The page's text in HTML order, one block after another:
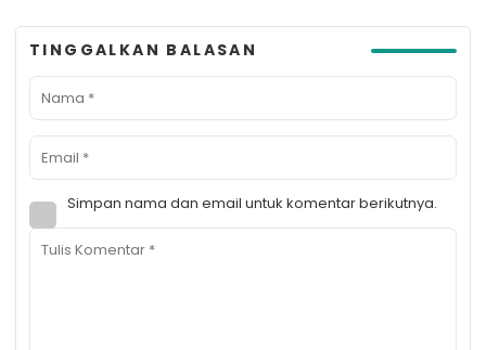
TINGGALKAN BALASAN
Simpan nama dan email untuk komentar berikutnya.